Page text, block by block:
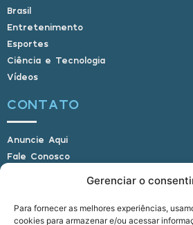
Gerenciar o
Para fornecer as melhores experiências,
cookies para armazenar e/ou acessar
Brasil
Entretenimento
Esportes
Ciência e Tecnologia
Vídeos
CONTATO
Anuncie Aqui
Fale Conosco